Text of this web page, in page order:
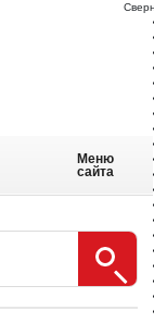
Меню
сайта